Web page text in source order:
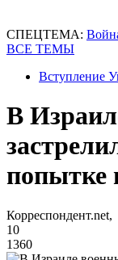
СПЕЦТЕМА:
ВСЕ ТЕМЫ
Вступление
В
попытке
10
1360